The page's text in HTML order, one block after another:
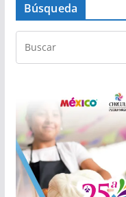
Búsqueda